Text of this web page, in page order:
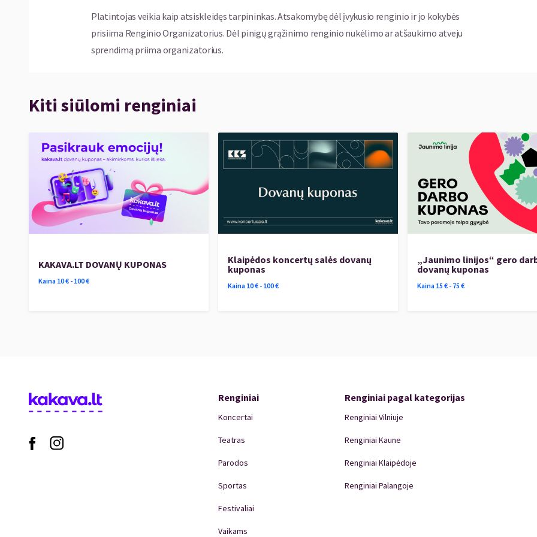
Platintojas veikia kaip atsiskleidęs tarpininkas. Atsakomybę dėl įvykusio renginio ir jo kokybės
prisiima Renginio Organizatorius. Dėl pinigų grąžinimo renginio nukėlimo ar atšaukimo atveju
sprendimą priima organizatorius.
Kiti siūlomi renginiai
KAKAVA.LT DOVANŲ KUPONAS
Kaina 10€ - 100€
Klaipėdos koncertų salės dovanų
kuponas
Kaina 10€ - 100€
„Jaunimo linijos“ gero
dovanų kuponas
Kaina 15 € - 75 €
Renginiai
Koncertai
Teatras
Parodos
Sportas
Festivaliai
Vaikams
Renginiai pagal kategorijas
Renginiai Vilniuje
Renginiai Kaune
Renginiai Klaipėdoje
Renginiai Palangoje